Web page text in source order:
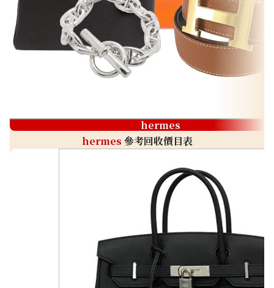
hermes
hermes 參考回收價目表